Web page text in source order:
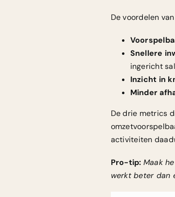
De voordelen
Snellere
ingericht
Inzicht in
Minder
De drie metrics
activiteiten
Pro-tip: Maak
werkt beter dan